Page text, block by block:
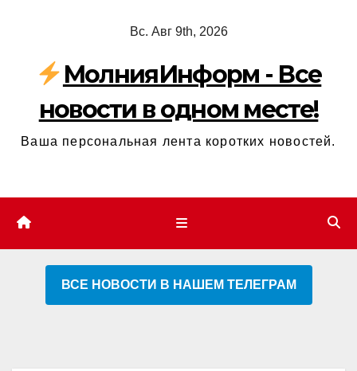
содержимому
Вс. Авг 9th, 2026
МолнияИнформ - Все
новости в одном месте!
Ваша персональная лента коротких новостей.
ВСЕ НОВОСТИ В НАШЕМ ТЕЛЕГРАМ